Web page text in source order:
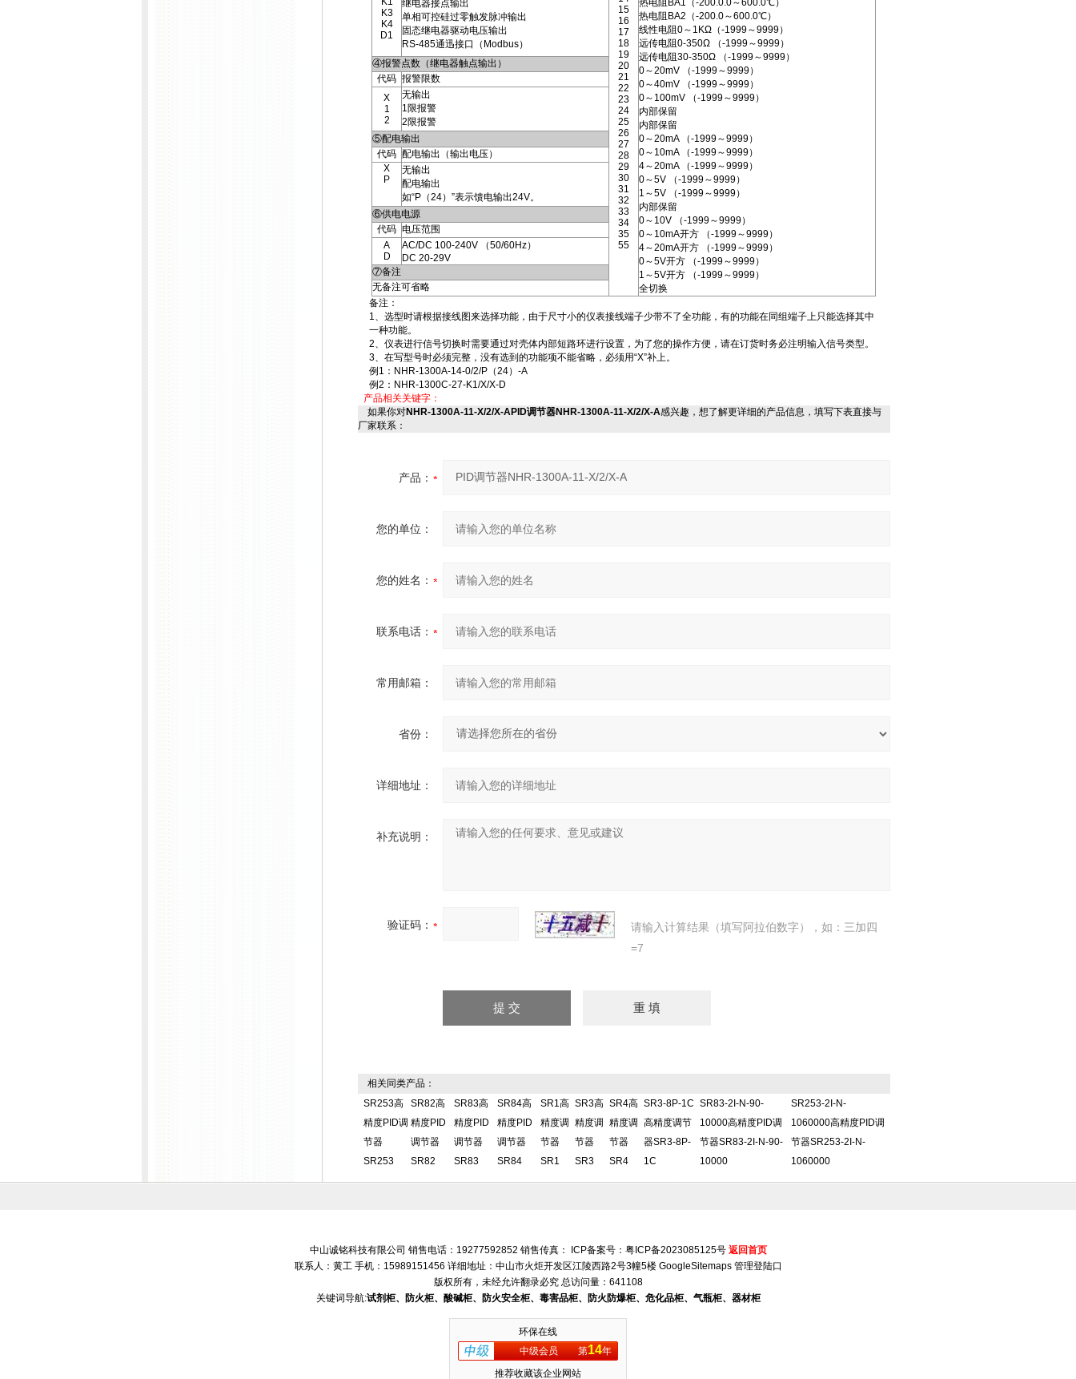
15
16
17
18
19
20
21
22
23
24
25
26
27
28
29
30
31
32
33
34
35
55
热电阻BA1（-200.0.0～600.0℃）
热电阻BA2（-200.0～600.0℃）
线性电阻0～1KΩ（-1999～9999）
远传电阻0-350Ω （-1999～9999）
远传电阻30-350Ω （-1999～9999）
0～20mV （-1999～9999）
0～40mV （-1999～9999）
0～100mV （-1999～9999）
内部保留
内部保留
0～20mA （-1999～9999）
0～10mA （-1999～9999）
4～20mA （-1999～9999）
0～5V （-1999～9999）
1～5V （-1999～9999）
内部保留
0～10V （-1999～9999）
0～10mA开方 （-1999～9999）
4～20mA开方 （-1999～9999）
0～5V开方 （-1999～9999）
1～5V开方 （-1999～9999）
全切换
K3
K4
D1
继电器接点输出
单相可控硅过零触发脉冲输出
固态继电器驱动电压输出
RS-485通迅接口（Modbus）
④报警点数（继电器触点输出）
代码 报警限数
X
1
2
无输出
1限报警
2限报警
⑤配电输出
代码 配电输出（输出电压）
X
P
无输出
配电输出
如“P（24）”表示馈电输出24V。
⑥供电电源
代码 电压范围
A
D
AC/DC 100-240V （50/60Hz）
DC 20-29V
⑦备注
无备注可省略
备注：
1、选型时请根据接线图来选择功能，由于尺寸小的仪表接线端子少带不了全功能，有的功能在同组端子上只能选择其中
一种功能。
2、仪表进行信号切换时需要通过对壳体内部短路环进行设置，为了您的操作方便，请在订货时务必注明输入信号类型。
3、在写型号时必须完整，没有选到的功能项不能省略，必须用“X”补上。
例1：NHR-1300A-14-0/2/P（24）-A
例2：NHR-1300C-27-K1/X/X-D
产品相关关键字：
如果你对NHR-1300A-11-X/2/X-APID调节器NHR-1300A-11-X/2/X-A感兴趣，想了解更详细的产品信息，填写下表直接与
厂家联系：
产品：
您的单位：
您的姓名：
联系电话：
常用邮箱：
省份：
详细地址：
补充说明：
验证码：
请输入计算结果（填写阿拉伯数字），如：三加四
=7
相关同类产品：
SR253高
精度PID调
节器
SR253
SR82高
精度PID
调节器
SR82
SR83高
精度PID
调节器
SR83
SR84高
精度PID
调节器
SR84
SR1高
精度调
节器
SR1
SR3高
精度调
节器
SR3
SR4高
精度调
节器
SR4
SR3-8P-1C
高精度调节
器SR3-8P-
1C
SR83-2I-N-90-
10000高精度PID调
节器SR83-2I-N-90-
10000
SR253-2I-N-
1060000高精度PID调
节器SR253-2I-N-
1060000
中山诚铭科技有限公司 销售电话：19277592852 销售传真： ICP备案号： 粤ICP备2023085125号 返回首页
联系人：黄工 手机：15989151456 详细地址：中山市火炬开发区江陵西路2号3幢5楼 GoogleSitemaps 管理登陆口
版权所有，未经允许翻录必究总访问量：641108
关键词导航:试剂柜、防火柜、酸碱柜、防火安全柜、毒害品柜、防火防爆柜、危化品柜、气瓶柜、器材柜
环保在线
中级会员
第14年
推荐收藏该企业网站